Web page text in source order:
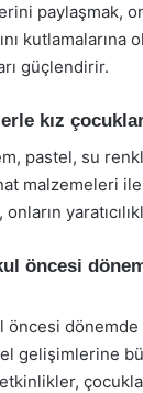
paylaşmak,
kutlamalarına
güçlendirir.
kız
pastel, su
malzemeleri
öncesi
öncesi dönemde
gelişimlerine